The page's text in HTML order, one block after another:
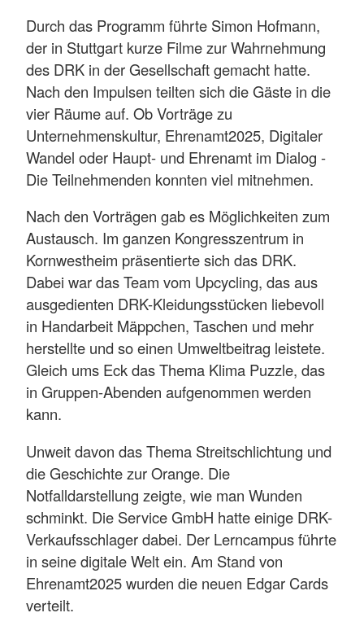
Durch das Programm führte Simon Hofmann,
der in Stuttgart kurze Filme zur Wahrnehmung
des DRK in der Gesellschaft gemacht hatte.
Nach den Impulsen teilten sich die Gäste in die
vier Räume auf. Ob Vorträge zu
Unternehmenskultur, Ehrenamt2025, Digitaler
Wandel oder Haupt- und Ehrenamt im Dialog -
Die Teilnehmenden konnten viel mitnehmen.
Nach den Vorträgen gab es Möglichkeiten zum
Austausch. Im ganzen Kongresszentrum in
Kornwestheim präsentierte sich das DRK.
Dabei war das Team vom Upcycling, das aus
ausgedienten DRK-Kleidungsstücken liebevoll
in Handarbeit Mäppchen, Taschen und mehr
herstellte und so einen Umweltbeitrag leistete.
Gleich ums Eck das Thema Klima Puzzle, das
in Gruppen-Abenden aufgenommen werden
kann.
Unweit davon das Thema Streitschlichtung und
die Geschichte zur Orange. Die
Notfalldarstellung zeigte, wie man Wunden
schminkt. Die Service GmbH hatte einige DRK-
Verkaufsschlager dabei. Der Lerncampus führte
in seine digitale Welt ein. Am Stand von
Ehrenamt2025 wurden die neuen Edgar Cards
verteilt.